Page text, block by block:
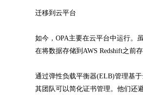
迁移到云平台
如今，OPA主要在云平台中运行。
在将数据存储到AWS Redshift之前
通过弹性负载平衡器(ELB)管理基
其团队可以简化证书管理。他们还